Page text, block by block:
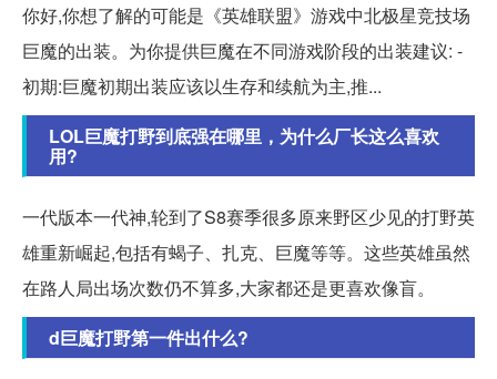
你好,你想了解的可能是《英雄联盟》游戏中北极星竞技场
巨魔的出装。为你提供巨魔在不同游戏阶段的出装建议: -
初期:巨魔初期出装应该以生存和续航为主,推...
LOL巨魔打野到底强在哪里，为什么厂长这么喜欢
用?
一代版本一代神,轮到了S8赛季很多原来野区少见的打野英
雄重新崛起,包括有蝎子、扎克、巨魔等等。这些英雄虽然
在路人局出场次数仍不算多,大家都还是更喜欢像盲。
d巨魔打野第一件出什么?